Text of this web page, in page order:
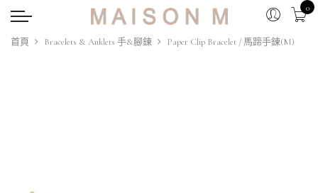
0
首頁 Bracelets & Anklets 手&腳鍊 Paper Clip Bracelet / 馬蹄手鍊(M)